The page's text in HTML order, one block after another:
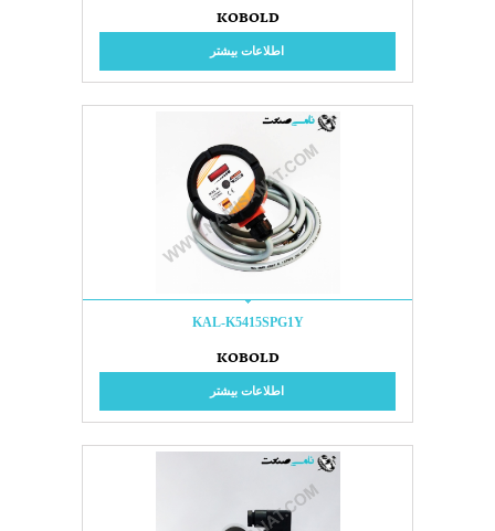
KOBOLD
اطلاعات بیشتر
KAL-K5415SPG1Y
KOBOLD
اطلاعات بیشتر